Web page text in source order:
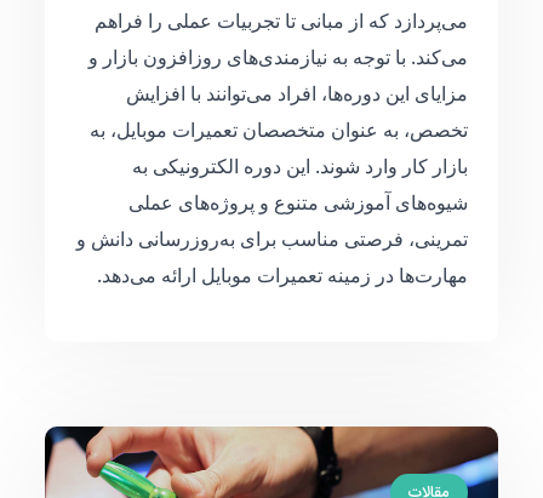
می‌پردازد که از مبانی تا تجربیات عملی را فراهم
می‌کند. با توجه به نیازمندی‌های روزافزون بازار و
مزایای این دوره‌ها، افراد می‌توانند با افزایش
تخصص، به عنوان متخصصان تعمیرات موبایل، به
بازار کار وارد شوند. این دوره الکترونیکی به
شیوه‌های آموزشی متنوع و پروژه‌های عملی
تمرینی، فرصتی مناسب برای به‌روزرسانی دانش و
مهارت‌ها در زمینه تعمیرات موبایل ارائه می‌دهد.